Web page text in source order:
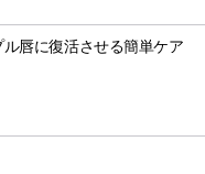
唇に復活させる簡単ケア